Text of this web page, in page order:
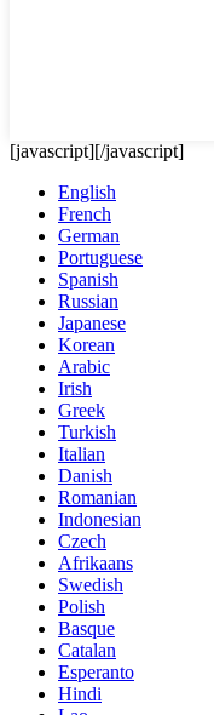
[javascript][/javascript]
English
French
German
Portuguese
Spanish
Russian
Japanese
Korean
Arabic
Irish
Greek
Turkish
Italian
Danish
Romanian
Indonesian
Czech
Afrikaans
Swedish
Polish
Basque
Catalan
Esperanto
Hindi